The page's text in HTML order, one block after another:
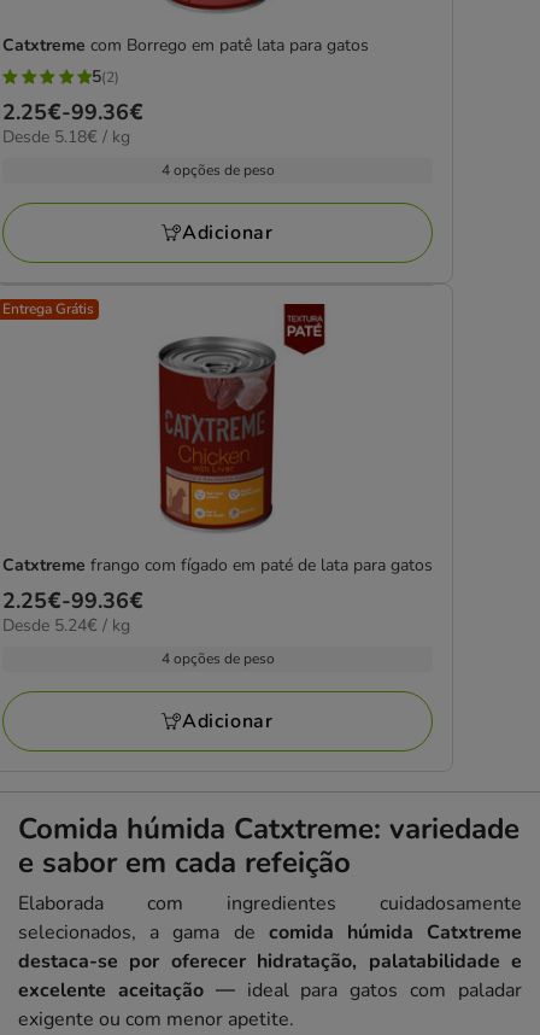
Catxtreme com Borrego em patê lata para gatos
5
estrelas
com
avaliações
5(2)
Preço
de
99.36€
2.25€-99.36€
5.18€
Desde 5.18€ / kg
4 opções de peso
Adicionar
Entrega Grátis
Catxtreme frango com fígado em paté de lata para gatos
Preço
de
99.36€
2.25€-99.36€
5.24€
Desde 5.24€ / kg
4 opções de peso
Adicionar
Comida húmida Catxtreme: variedade
e sabor em cada refeição
Elaborada com ingredientes cuidadosamente
selecionados, a gama de comida húmida Catxtreme
destaca-se por oferecer hidratação, palatabilidade e
excelente aceitação— ideal para gatos com paladar
exigente ou com menor apetite.